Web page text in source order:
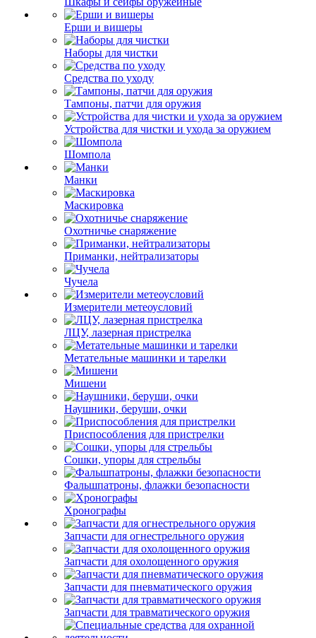
Ерши и вишеры
Наборы для чистки
Средства по уходу
Тампоны, патчи для оружия
Устройства для чистки и ухода за оружием
Шомпола
Манки
Маскировка
Охотничье снаряжение
Приманки, нейтрализаторы
Чучела
Измерители метеоусловий
ЛЦУ, лазерная пристрелка
Метательные машинки и тарелки
Мишени
Наушники, беруши, очки
Приспособления для пристрелки
Сошки, упоры для стрельбы
Фальшпатроны, флажки безопасности
Хронографы
Запчасти для огнестрельного оружия
Запчасти для охолощенного оружия
Запчасти для пневматического оружия
Запчасти для травматического оружия